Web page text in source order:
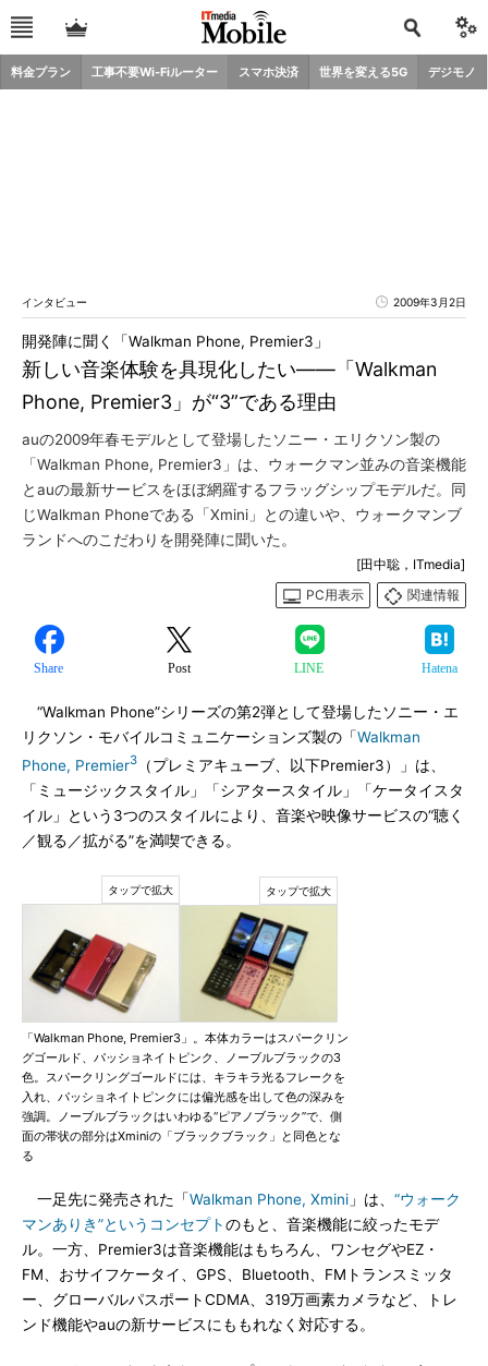
料金プラン 工事不要Wi-Fiルーター スマホ決済 世界を変える5G デジモノ
インタビュー 2009年3月2日
新しい音楽体験を具現化したい――「Walkman
Phone, Premier3」が“3”である理由
開発陣に聞く「Walkman Phone, Premier3」
auの2009年春モデルとして登場したソニー・エリクソン製の
「Walkman Phone, Premier3」は、ウォークマン並みの音楽機能
とauの最新サービスをほぼ網羅するフラッグシップモデルだ。同
じWalkman Phoneである「Xmini」との違いや、ウォークマンブ
ランドへのこだわりを開発陣に聞いた。
[田中聡，ITmedia]
PC用表示
関連情報
Share Post LINE Hatena
“Walkman Phone”シリーズの第2弾として登場したソニー・エ
リクソン・モバイルコミュニケーションズ製の「Walkman
Phone, Premier3 （プレミアキューブ、以下Premier3）」は、
「ミュージックスタイル」「シアタースタイル」「ケータイスタ
イル」という3つのスタイルにより、音楽や映像サービスの“聴く
／観る／拡がる”を満喫できる。
「Walkman Phone, Premier3」。本体カラーはスパークリン
グゴールド、パッショネイトピンク、ノーブルブラックの3
色。スパークリングゴールドには、キラキラ光るフレークを
入れ、パッショネイトピンクには偏光感を出して色の深みを
強調。ノーブルブラックはいわゆる“ピアノブラック”で、側
面の帯状の部分はXminiの「ブラックブラック」と同色とな
る
一足先に発売された「Walkman Phone, Xmini 」は、 “ウォーク
マンありき”というコンセプトのもと、音楽機能に絞ったモデ
ル。一方、Premier3は音楽機能はもちろん、ワンセグやEZ・
FM、おサイフケータイ、GPS、Bluetooth、FMトランスミッタ
ー、グローバルパスポートCDMA、319万画素カメラなど、トレ
ンド機能やauの新サービスにももれなく対応する。